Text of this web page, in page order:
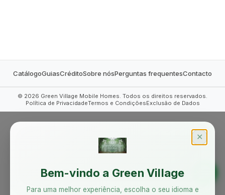
CatálogoGuiasCréditoSobre nósPerguntas frequentesContacto
© 2026 Green Village Mobile Homes. Todos os direitos reservados.
Política de PrivacidadeTermos e CondiçõesExclusão de Dados
✕
Bem-vindo a Green Village
Para uma melhor experiência, escolha o seu idioma e